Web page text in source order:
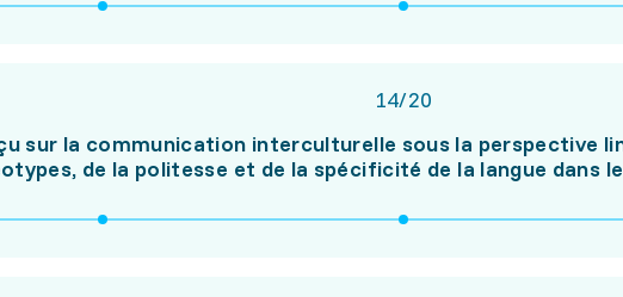
14/20
sur la communication interculturelle sous la perspective
de la politesse et de la spécificité de la langue dans